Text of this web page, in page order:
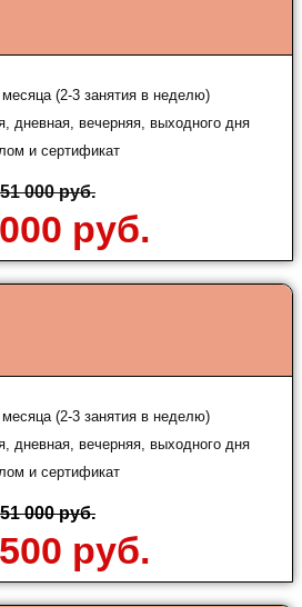
(2-3 занятия в неделю)
дневная, вечерняя, выходного дня
и сертификат
51 000 руб.
руб.
(2-3 занятия в неделю)
дневная, вечерняя, выходного дня
и сертификат
51 000 руб.
руб.